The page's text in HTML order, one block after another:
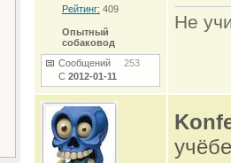
Рейтинг: 409
Опытный
собаковод
Сообщений 253
С 2012-01-11
Не